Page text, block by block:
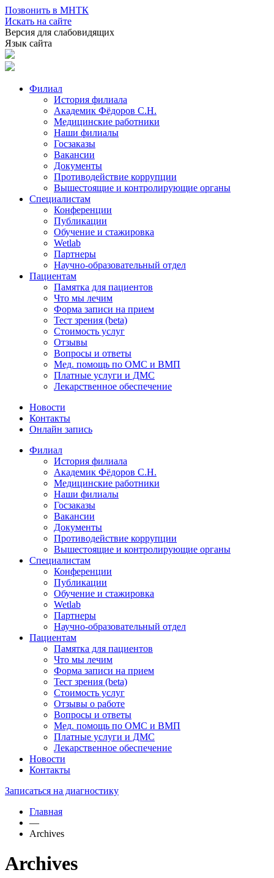
Позвонить в МНТК
Искать на сайте
Версия для слабовидящих
Язык сайта
Филиал
История филиала
Академик Фёдоров С.Н.
Медицинские работники
Наши филиалы
Госзаказы
Вакансии
Документы
Противодействие коррупции
Вышестоящие и контролирующие органы
Специалистам
Конференции
Публикации
Обучение и стажировка
Wetlab
Партнеры
Научно-образовательный отдел
Пациентам
Памятка для пациентов
Что мы лечим
Форма записи на прием
Тест зрения (beta)
Стоимость услуг
Отзывы
Вопросы и ответы
Мед. помощь по ОМС и ВМП
Платные услуги и ДМС
Лекарственное обеспечение
Новости
Контакты
Онлайн запись
Филиал
История филиала
Академик Фёдоров С.Н.
Медицинские работники
Наши филиалы
Госзаказы
Вакансии
Документы
Противодействие коррупции
Вышестоящие и контролирующие органы
Специалистам
Конференции
Публикации
Обучение и стажировка
Wetlab
Партнеры
Научно-образовательный отдел
Пациентам
Памятка для пациентов
Что мы лечим
Форма записи на прием
Тест зрения (beta)
Стоимость услуг
Отзывы о работе
Вопросы и ответы
Мед. помощь по ОМС и ВМП
Платные услуги и ДМС
Лекарственное обеспечение
Новости
Контакты
Записаться на диагностику
Главная
—
Archives
Archives